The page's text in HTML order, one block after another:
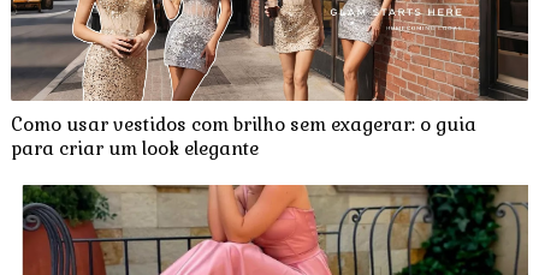
Como usar vestidos com brilho sem exagerar: o guia
para criar um look elegante